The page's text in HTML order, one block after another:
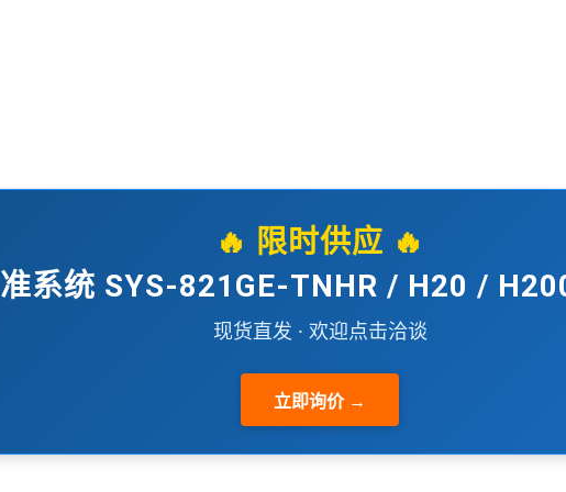
🔥 限时供应 🔥
准系统 SYS-821GE-TNHR / H20 /
现货直发 · 欢迎点击洽谈
立即询价 →